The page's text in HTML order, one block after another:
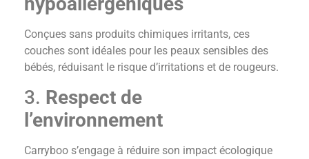
Conçues sans produits chimiques irritants, ces
couches sont idéales pour les peaux sensibles des
bébés, réduisant le risque d’irritations et de rougeurs.
3. Respect de
l’environnement
Carryboo s’engage à réduire son impact écologique